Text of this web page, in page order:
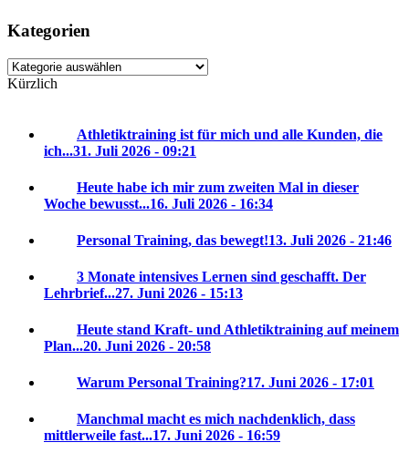
Kategorien
Kategorien
Kürzlich
Athletiktraining ist für mich und alle Kunden, die
ich...31. Juli 2026 - 09:21
Heute habe ich mir zum zweiten Mal in dieser
Woche bewusst...16. Juli 2026 - 16:34
Personal Training, das bewegt!13. Juli 2026 - 21:46
3 Monate intensives Lernen sind geschafft. Der
Lehrbrief...27. Juni 2026 - 15:13
Heute stand Kraft- und Athletiktraining auf meinem
Plan...20. Juni 2026 - 20:58
Warum Personal Training?17. Juni 2026 - 17:01
Manchmal macht es mich nachdenklich, dass
mittlerweile fast...17. Juni 2026 - 16:59